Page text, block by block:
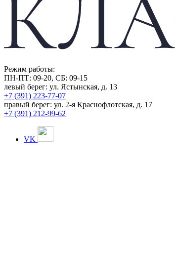
Режим работы:
ПН-ПТ: 09-20, СБ: 09-15
левый берег: ул. Ястынская, д. 13
+7 (391) 223-77-07
правый берег: ул. 2-я Краснофлотская, д. 17
+7 (391) 212-99-62
VK